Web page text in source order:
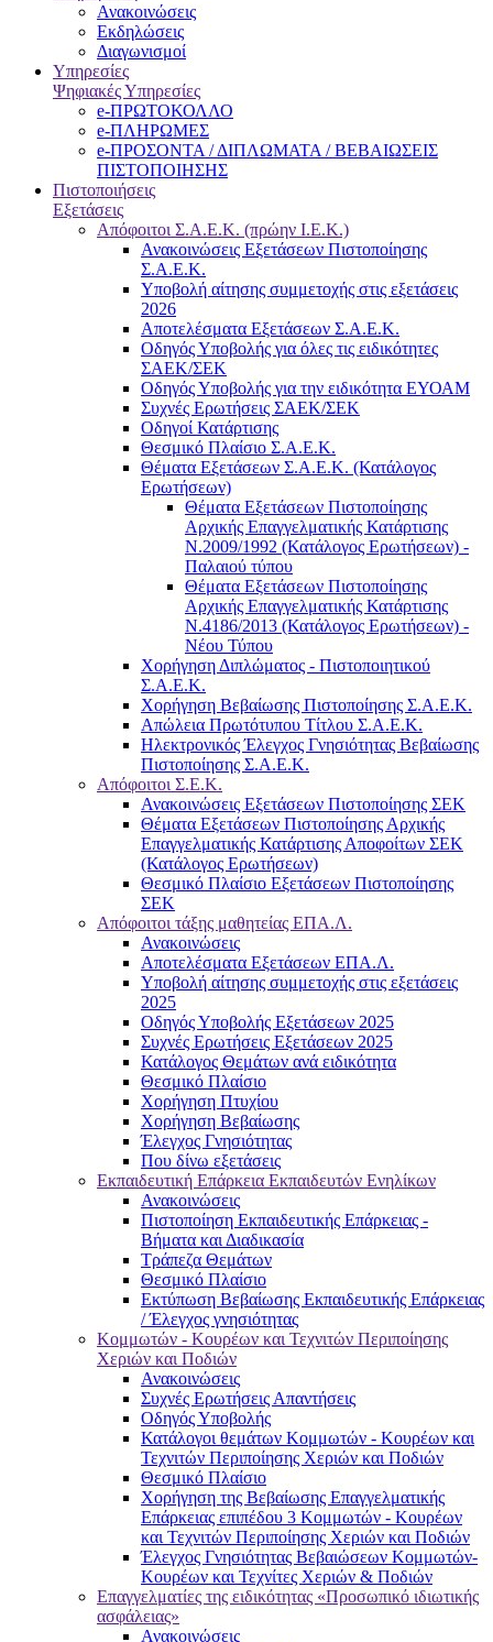
Ανακοινώσεις
Εκδηλώσεις
Διαγωνισμοί
Υπηρεσίες
Ψηφιακές Υπηρεσίες
e-ΠΡΩΤΟΚΟΛΛΟ
e-ΠΛΗΡΩΜΕΣ
e-ΠΡΟΣΟΝΤΑ / ΔΙΠΛΩΜΑΤΑ / ΒΕΒΑΙΩΣΕΙΣ
ΠΙΣΤΟΠΟΙΗΣΗΣ
Πιστοποιήσεις
Εξετάσεις
Απόφοιτοι Σ.Α.Ε.Κ. (πρώην Ι.Ε.Κ.)
Ανακοινώσεις Εξετάσεων Πιστοποίησης
Σ.Α.Ε.Κ.
Υποβολή αίτησης συμμετοχής στις εξετάσεις
2026
Αποτελέσματα Εξετάσεων Σ.Α.Ε.Κ.
Οδηγός Υποβολής για όλες τις ειδικότητες
ΣΑΕΚ/ΣΕΚ
Οδηγός Υποβολής για την ειδικότητα ΕΥΟΑΜ
Συχνές Ερωτήσεις ΣΑΕΚ/ΣΕΚ
Οδηγοί Κατάρτισης
Θεσμικό Πλαίσιο Σ.Α.Ε.Κ.
Θέματα Εξετάσεων Σ.Α.Ε.Κ. (Κατάλογος
Ερωτήσεων)
Θέματα Εξετάσεων Πιστοποίησης
Αρχικής Επαγγελματικής Κατάρτισης
Ν.2009/1992 (Κατάλογος Ερωτήσεων) -
Παλαιού τύπου
Θέματα Εξετάσεων Πιστοποίησης
Αρχικής Επαγγελματικής Κατάρτισης
Ν.4186/2013 (Κατάλογος Ερωτήσεων) -
Νέου Τύπου
Χορήγηση Διπλώματος - Πιστοποιητικού
Σ.Α.Ε.Κ.
Χορήγηση Βεβαίωσης Πιστοποίησης Σ.Α.Ε.Κ.
Απώλεια Πρωτότυπου Τίτλου Σ.Α.Ε.Κ.
Ηλεκτρονικός Έλεγχος Γνησιότητας Βεβαίωσης
Πιστοποίησης Σ.Α.Ε.Κ.
Απόφοιτοι Σ.Ε.Κ.
Ανακοινώσεις Εξετάσεων Πιστοποίησης ΣΕΚ
Θέματα Εξετάσεων Πιστοποίησης Αρχικής
Επαγγελματικής Κατάρτισης Αποφοίτων ΣΕΚ
(Κατάλογος Ερωτήσεων)
Θεσμικό Πλαίσιο Εξετάσεων Πιστοποίησης
ΣΕΚ
Απόφοιτοι τάξης μαθητείας ΕΠΑ.Λ.
Ανακοινώσεις
Αποτελέσματα Εξετάσεων ΕΠΑ.Λ.
Υποβολή αίτησης συμμετοχής στις εξετάσεις
2025
Οδηγός Υποβολής Εξετάσεων 2025
Συχνές Ερωτήσεις Εξετάσεων 2025
Κατάλογος Θεμάτων ανά ειδικότητα
Θεσμικό Πλαίσιο
Χορήγηση Πτυχίου
Χορήγηση Βεβαίωσης
Έλεγχος Γνησιότητας
Που δίνω εξετάσεις
Εκπαιδευτική Επάρκεια Εκπαιδευτών Ενηλίκων
Ανακοινώσεις
Πιστοποίηση Εκπαιδευτικής Επάρκειας -
Βήματα και Διαδικασία
Τράπεζα Θεμάτων
Θεσμικό Πλαίσιο
Εκτύπωση Βεβαίωσης Εκπαιδευτικής Επάρκειας
/ Έλεγχος γνησιότητας
Κομμωτών - Κουρέων και Τεχνιτών Περιποίησης
Χεριών και Ποδιών
Ανακοινώσεις
Συχνές Ερωτήσεις Απαντήσεις
Οδηγός Υποβολής
Κατάλογοι θεμάτων Κομμωτών - Κουρέων και
Τεχνιτών Περιποίησης Χεριών και Ποδιών
Θεσμικό Πλαίσιο
Χορήγηση της Βεβαίωσης Επαγγελματικής
Επάρκειας επιπέδου 3 Κομμωτών - Κουρέων
και Τεχνιτών Περιποίησης Χεριών και Ποδιών
Έλεγχος Γνησιότητας Βεβαιώσεων Κομμωτών-
Κουρέων και Τεχνίτες Χεριών & Ποδιών
Επαγγελματίες της ειδικότητας «Προσωπικό ιδιωτικής
ασφάλειας»
Ανακοινώσεις